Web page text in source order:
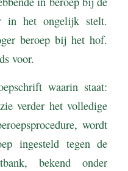
in het ongelijk stelt.
beroep bij het hof.
voor.
waarin staat:
verder het volledige
wordt
ingesteld tegen de
bekend onder